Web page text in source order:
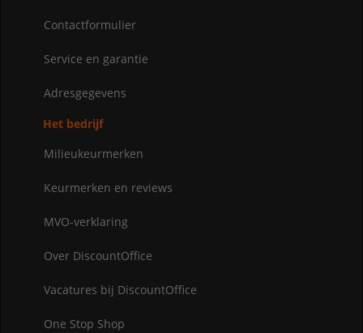
Contactformulier
Service en garantie
Adresgegevens
Het bedrijf
Milieukeurmerken
Keurmerken en reviews
MVO-verklaring
Over DiscountOffice
Vacatures bij DiscountOffice
One Stop Shop